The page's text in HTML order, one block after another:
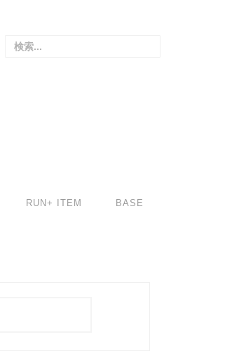
検
RUN+ ITEM BASE